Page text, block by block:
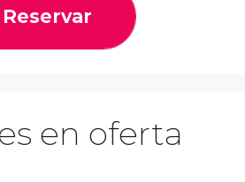
Reservar
en oferta